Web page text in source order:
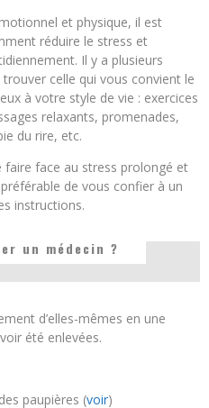
et physique, il est
réduire le stress et
Il y a plusieurs
celle qui vous convient le
à votre style de vie : exercices
relaxants, promenades,
du rire, etc.
faire face au stress prolongé et
de vous confier à un
instructions.
un médecin ?
d’elles-mêmes en une
été enlevées.
paupières (voir)